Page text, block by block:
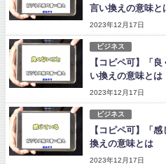
言い換えの意味と
2023年12月17日
ビジネス
【コピペ可】「
い換えの意味とは
2023年12月17日
ビジネス
【コピペ可】「
換えの意味とは
2023年12月17日